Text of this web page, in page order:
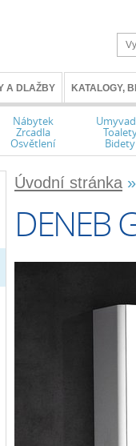
A DLAŽBY KATALOGY,
Nábytek
Zrcadla
Osvětlení Bidety
Úvodní stránka
DENEB